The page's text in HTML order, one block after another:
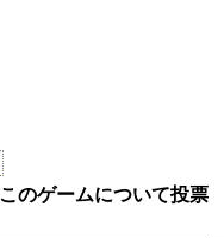
のゲームについて投票